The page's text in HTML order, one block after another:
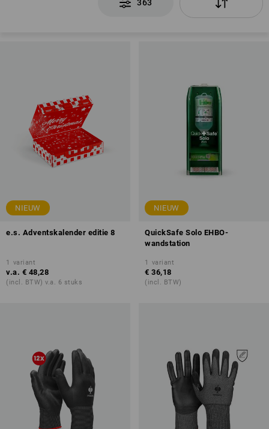
363
NIEUW
e.s. Adventskalender editie 8
1 variant
v.a. € 48,28
(incl. BTW) v.a. 6 stuks
NIEUW
QuickSafe Solo EHBO-
wandstation
1 variant
€ 36,18
(incl. BTW)